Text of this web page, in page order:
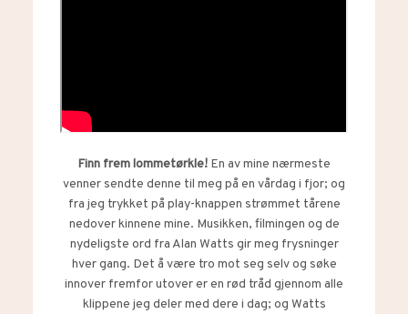
Finn frem lommetørkle! En av mine nærmeste
venner sendte denne til meg på en vårdag i fjor; og
fra jeg trykket på play-knappen strømmet tårene
nedover kinnene mine. Musikken, filmingen og de
nydeligste ord fra Alan Watts gir meg frysninger
hver gang. Det å være tro mot seg selv og søke
innover fremfor utover er en rød tråd gjennom alle
klippene jeg deler med dere i dag; og Watts